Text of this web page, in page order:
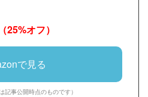
（25%オフ）
で見る
記事公開時点のものです）